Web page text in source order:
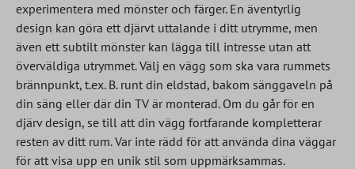
experimentera med mönster och färger. En äventyrlig
design kan göra ett djärvt uttalande i ditt utrymme, men
även ett subtilt mönster kan lägga till intresse utan att
överväldiga utrymmet. Välj en vägg som ska vara rummets
brännpunkt, t.ex. B. runt din eldstad, bakom sänggaveln på
din säng eller där din TV är monterad. Om du går för en
djärv design, se till att din vägg fortfarande kompletterar
resten av ditt rum. Var inte rädd för att använda dina väggar
för att visa upp en unik stil som uppmärksammas.